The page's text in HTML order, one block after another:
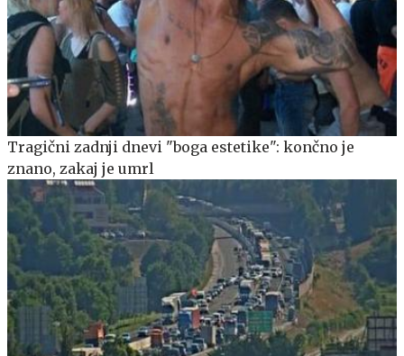
Tragični zadnji dnevi "boga estetike": končno je
znano, zakaj je umrl